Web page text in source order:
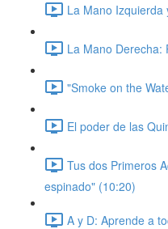
La Mano Izquierda
La Mano Derecha:
"Smoke on the
El poder de las
Tus dos Primeros
espinado" (10:20)
A y D: Aprende a